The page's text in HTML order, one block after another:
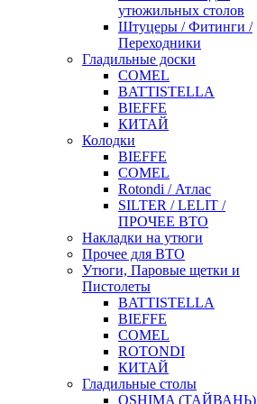
утюжильных столов
Штуцеры / Фитинги /
Переходники
Гладильные доски
COMEL
BATTISTELLA
BIEFFE
КИТАЙ
Колодки
BIEFFE
COMEL
Rotondi / Атлас
SILTER / LELIT /
ПРОЧЕЕ ВТО
Накладки на утюги
Прочее для ВТО
Утюги, Паровые щетки и
Пистолеты
BATTISTELLA
BIEFFE
COMEL
ROTONDI
КИТАЙ
Гладильные столы
OSHIMA (ТАЙВАНЬ)